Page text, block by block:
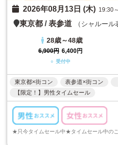
2026年08月13日 (木) 19:30
東京都 /表参道 （シャルール
28歳～48歳
6,900円 6,400円
○ 受付中
東京都×街コン 表参道×街コン
【限定！】男性タイムセール